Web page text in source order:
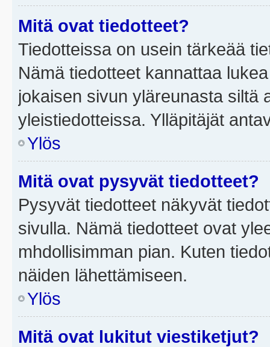
Mitä ovat tiedotteet?
Tiedotteissa on usein tärkeää
Nämä tiedotteet kannattaa
jokaisen sivun yläreunasta siltä
yleistiedotteissa. Ylläpitäjät
Ylös
Mitä ovat pysyvät tiedotteet?
Pysyvät tiedotteet näkyvät
sivulla. Nämä tiedotteet ovat
mhdollisimman pian. Kuten
näiden lähettämiseen.
Ylös
Mitä ovat lukitut viestiketjut?